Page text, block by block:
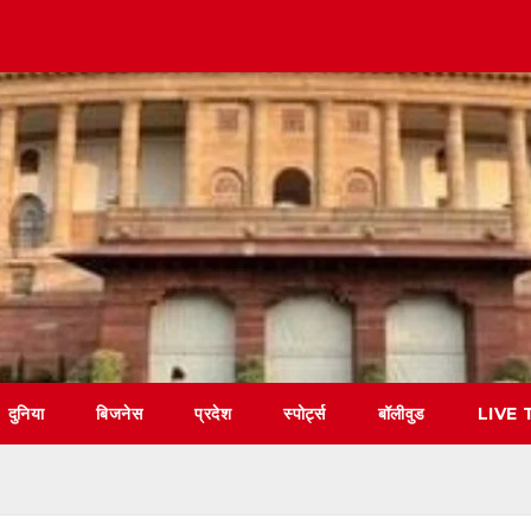
दुनिया बिजनेस प्रदेश स्पोर्ट्स बॉलीवुड LIVE